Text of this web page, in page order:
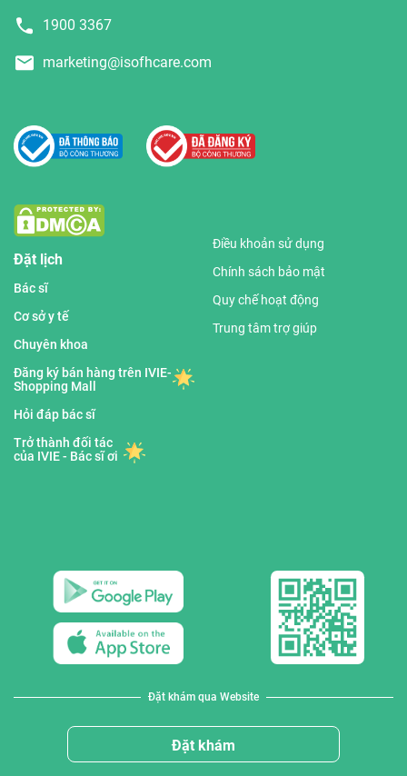
1900 3367
marketing@isofhcare.com
Đặt lịch
Bác sĩ
Cơ sở y tế
Chuyên khoa
Đăng ký bán hàng trên IVIE-
Shopping Mall
Hỏi đáp bác sĩ
Trở thành đối tác
của IVIE - Bác sĩ ơi
Điều khoản sử dụng
Chính sách bảo mật
Quy chế hoạt động
Trung tâm trợ giúp
Đặt khám qua Website
Đặt khám